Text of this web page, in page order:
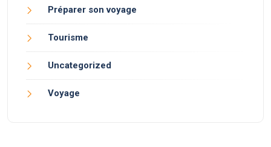
Préparer son voyage
Tourisme
Uncategorized
Voyage